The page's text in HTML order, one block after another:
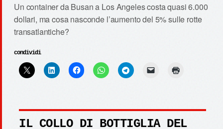
Un container da Busan a Los Angeles costa quasi 6.000
dollari, ma cosa nasconde l’aumento del 5% sulle rotte
transatlantiche?
condividi
IL COLLO DI BOTTIGLIA DEL